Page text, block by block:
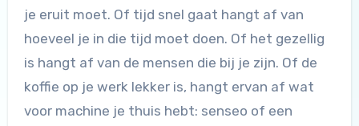
je eruit moet. Of tijd snel gaat hangt af van
hoeveel je in die tijd moet doen. Of het gezellig
is hangt af van de mensen die bij je zijn. Of de
koffie op je werk lekker is, hangt ervan af wat
voor machine je thuis hebt: senseo of een